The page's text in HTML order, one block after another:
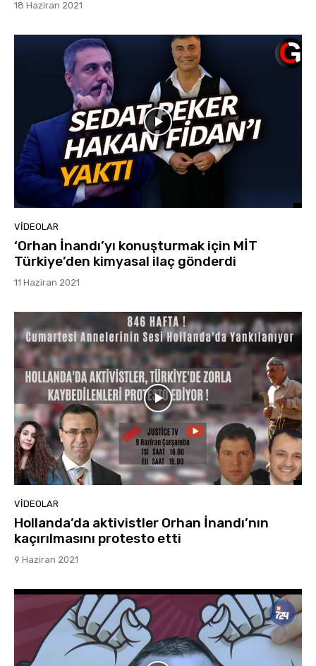
18 Haziran 2021
VIDEOLAR
‘Orhan İnandı’yı konuşturmak için MİT
Türkiye’den kimyasal ilaç gönderdi
11 Haziran 2021
VIDEOLAR
Hollanda’da aktivistler Orhan İnandı’nın
kaçırılmasını protesto etti
9 Haziran 2021